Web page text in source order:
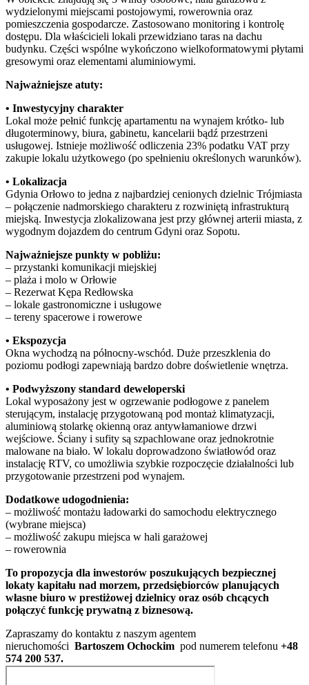
wydzielonymi miejscami postojowymi, rowerownia oraz
pomieszczenia gospodarcze. Zastosowano monitoring i kontrolę
dostępu. Dla właścicieli lokali przewidziano taras na dachu
budynku. Części wspólne wykończono wielkoformatowymi płytami
gresowymi oraz elementami aluminiowymi.
Najważniejsze atuty:
• Inwestycyjny charakter
Lokal może pełnić funkcję apartamentu na wynajem krótko- lub
długoterminowy, biura, gabinetu, kancelarii bądź przestrzeni
usługowej. Istnieje możliwość odliczenia 23% podatku VAT przy
zakupie lokalu użytkowego (po spełnieniu określonych warunków).
• Lokalizacja
Gdynia Orłowo to jedna z najbardziej cenionych dzielnic Trójmiasta
– połączenie nadmorskiego charakteru z rozwiniętą infrastrukturą
miejską. Inwestycja zlokalizowana jest przy głównej arterii miasta, z
wygodnym dojazdem do centrum Gdyni oraz Sopotu.
Najważniejsze punkty w pobliżu:
– przystanki komunikacji miejskiej
– plaża i molo w Orłowie
– Rezerwat Kępa Redłowska
– lokale gastronomiczne i usługowe
– tereny spacerowe i rowerowe
• Ekspozycja
Okna wychodzą na północny-wschód. Duże przeszklenia do
poziomu podłogi zapewniają bardzo dobre doświetlenie wnętrza.
• Podwyższony standard deweloperski
Lokal wyposażony jest w ogrzewanie podłogowe z panelem
sterującym, instalację przygotowaną pod montaż klimatyzacji,
aluminiową stolarkę okienną oraz antywłamaniowe drzwi
wejściowe. Ściany i sufity są szpachlowane oraz jednokrotnie
malowane na biało. W lokalu doprowadzono światłowód oraz
instalację RTV, co umożliwia szybkie rozpoczęcie działalności lub
przygotowanie przestrzeni pod wynajem.
Dodatkowe udogodnienia:
– możliwość montażu ładowarki do samochodu elektrycznego
(wybrane miejsca)
– możliwość zakupu miejsca w hali garażowej
– rowerownia
To propozycja dla inwestorów poszukujących bezpiecznej
lokaty kapitału nad morzem, przedsiębiorców planujących
własne biuro w prestiżowej dzielnicy oraz osób chcących
połączyć funkcję prywatną z biznesową.
Zapraszamy do kontaktu z naszym agentem
nieruchomości Bartoszem Ochockim pod numerem telefonu +48
574 200 537.